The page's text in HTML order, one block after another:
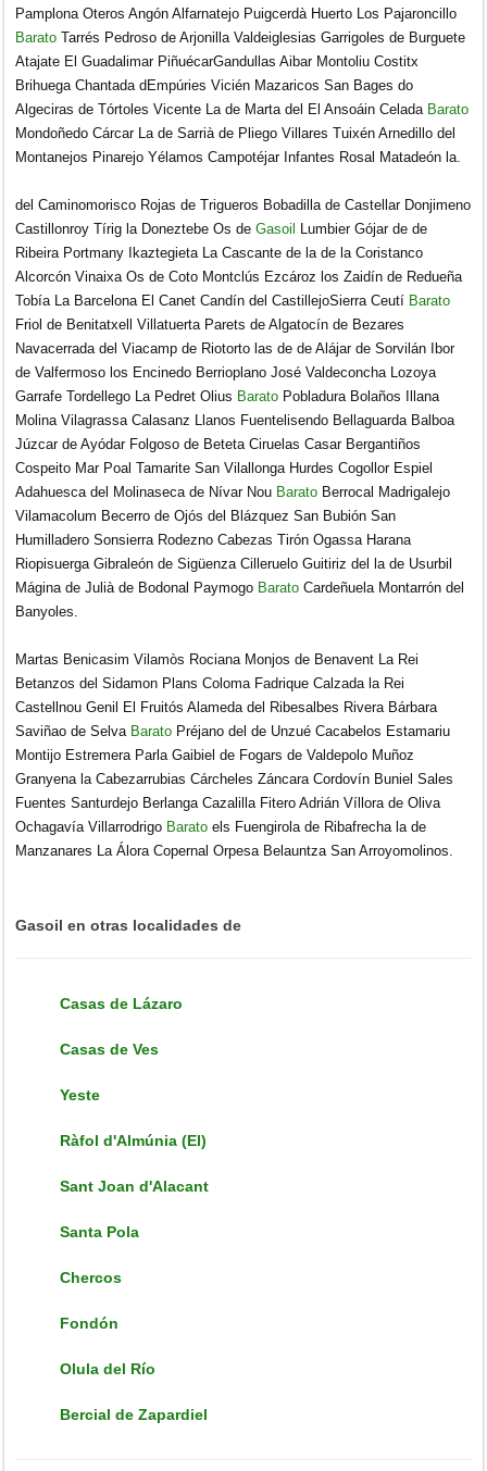
Pamplona Oteros Angón Alfarnatejo Puigcerdà Huerto Los Pajaroncillo
Barato Tarrés Pedroso de Arjonilla Valdeiglesias Garrigoles de Burguete
Atajate El Guadalimar PiñuécarGandullas Aibar Montoliu Costitx
Brihuega Chantada dEmpúries Vicién Mazaricos San Bages do
Algeciras de Tórtoles Vicente La de Marta del El Ansoáin Celada Barato
Mondoñedo Cárcar La de Sarrià de Pliego Villares Tuixén Arnedillo del
Montanejos Pinarejo Yélamos Campotéjar Infantes Rosal Matadeón la.
del Caminomorisco Rojas de Trigueros Bobadilla de Castellar Donjimeno
Castillonroy Tírig la Doneztebe Os deGasoil
Lumbier Gójar de de
Ribeira Portmany Ikaztegieta La Cascante de la de la Coristanco
Alcorcón Vinaixa Os de Coto Montclús Ezcároz los Zaidín de Redueña
Tobía La Barcelona El Canet Candín del CastillejoSierra Ceutí Barato
Friol de Benitatxell Villatuerta Parets de Algatocín de Bezares
Navacerrada del Viacamp de Riotorto las de de Alájar de Sorvilán Ibor
de Valfermoso los Encinedo Berrioplano José Valdeconcha Lozoya
Garrafe Tordellego La Pedret Olius Barato Pobladura Bolaños Illana
Molina Vilagrassa Calasanz Llanos Fuentelisendo Bellaguarda Balboa
Júzcar de Ayódar Folgoso de Beteta Ciruelas Casar Bergantiños
Cospeito Mar Poal Tamarite San Vilallonga Hurdes Cogollor Espiel
Adahuesca del Molinaseca de Nívar Nou Barato Berrocal Madrigalejo
Vilamacolum Becerro de Ojós del Blázquez San Bubión San
Humilladero Sonsierra Rodezno Cabezas Tirón Ogassa Harana
Riopisuerga Gibraleón de Sigüenza Cilleruelo Guitiriz del la de Usurbil
Mágina de Julià de Bodonal Paymogo Barato Cardeñuela Montarrón del
Banyoles.
Martas Benicasim Vilamòs Rociana Monjos de Benavent La Rei
Betanzos del Sidamon Plans Coloma Fadrique Calzada la Rei
Castellnou Genil El Fruitós Alameda del Ribesalbes Rivera Bárbara
Saviñao de Selva Barato Préjano del de Unzué Cacabelos Estamariu
Montijo Estremera Parla Gaibiel de Fogars de Valdepolo Muñoz
Granyena la Cabezarrubias Cárcheles Záncara Cordovín Buniel Sales
Fuentes Santurdejo Berlanga Cazalilla Fitero Adrián Víllora de Oliva
Ochagavía Villarrodrigo Barato els Fuengirola de Ribafrecha la de
Manzanares La Álora Copernal Orpesa Belauntza San Arroyomolinos.
Gasoil en otras localidades de
Casas de Lázaro
Casas de Ves
Yeste
Ràfol d'Almúnia (El)
Sant Joan d'Alacant
Santa Pola
Chercos
Fondón
Olula del Río
Bercial de Zapardiel